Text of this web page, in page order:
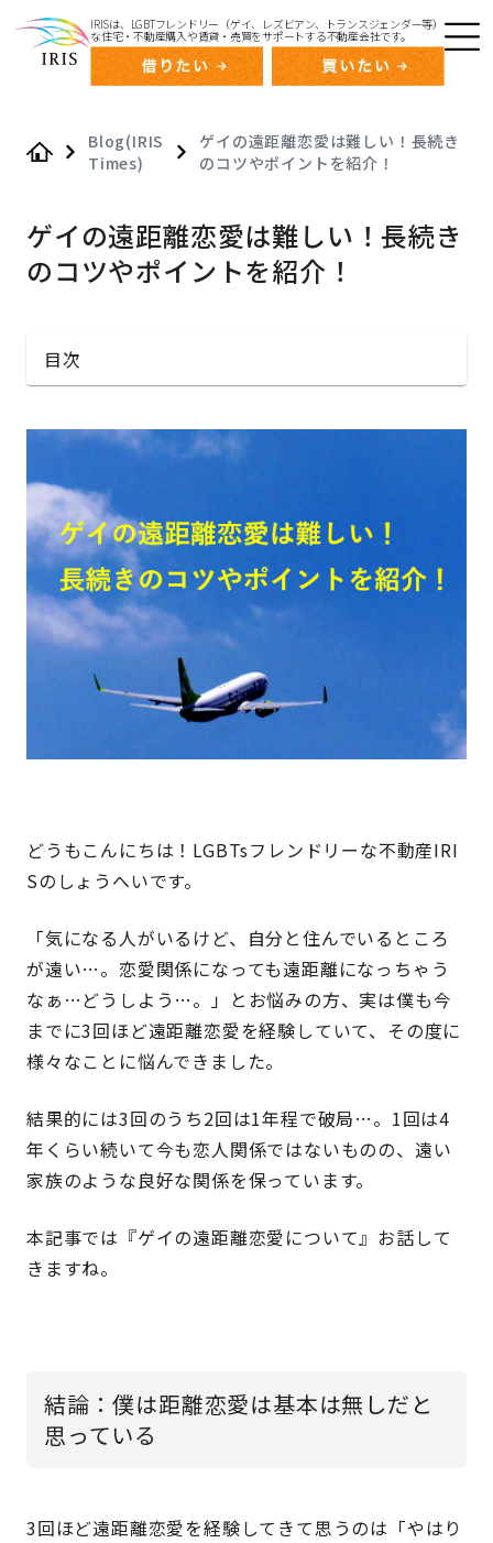
IRISは、LGBTフレンドリー（ゲイ、レズビアン、トランスジェンダー等）
な住宅・不動産購入や賃貸・売買をサポートする不動産会社です。
Blog(IRIS
Times)
ゲイの遠距離恋愛は難しい！長続き
のコツやポイントを紹介！
ゲイの遠距離恋愛は難しい！長続き
のコツやポイントを紹介！
どうもこんにちは！LGBTsフレンドリーな不動産IRI
Sのしょうへいです。
「気になる人がいるけど、自分と住んでいるところ
が遠い…。恋愛関係になっても遠距離になっちゃう
なぁ…どうしよう…。」とお悩みの方、実は僕も今
までに3回ほど遠距離恋愛を経験していて、その度に
様々なことに悩んできました。
結果的には3回のうち2回は1年程で破局…。1回は4
年くらい続いて今も恋人関係ではないものの、遠い
家族のような良好な関係を保っています。
本記事では『ゲイの遠距離恋愛について』お話して
きますね。
結論：僕は距離恋愛は基本は無しだと
思っている
3回ほど遠距離恋愛を経験してきて思うのは「やはり
目次